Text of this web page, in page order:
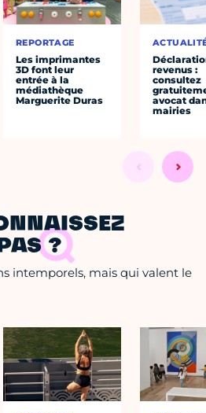
REPORTAGE
Les imprimantes
3D font leur
entrée à la
médiathèque
Marguerite Duras
revenus :
consultez
avocat
mairies
?
intemporels, mais qui valent le